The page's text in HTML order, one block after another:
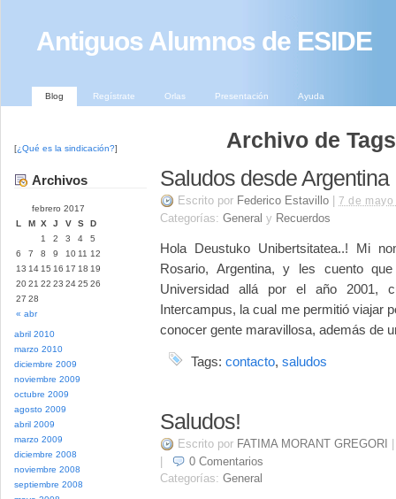
Antiguos Alumnos de ESIDE
Blog Regístrate Orlas Presentación Ayuda
[¿Qué es la sindicación?]
Archivos
febrero 2017
L
M X J V S D
« abr
1 2 3 4
5
6
7 8 9 10 11 12
13 14 15 16 17 18 19
2021 22 23 2425 26
27 28
abril 2010
marzo 2010
diciembre 2009
noviembre 2009
octubre 2009
agosto 2009
abril 2009
marzo 2009
diciembre 2008
noviembre 2008
septiembre 2008
Archivo de
Saludos desde Argentina
Escrito por Federico Estavillo 7 de
Categorías: General y Recuerdos
Hola Deustuko Unibertsitatea..! Mi
Rosario, Argentina, y les cuento
Universidad allá por el año 2001,
Intercampus, la cual me permitió viajar
conocer gente maravillosa, además de
Tags: contacto, saludos
Saludos!
Escrito por FATIMA MORANT GREGORI
0 Comentarios
Categorías: General